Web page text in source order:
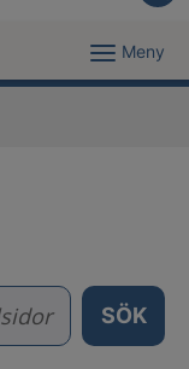
Meny
SÖK